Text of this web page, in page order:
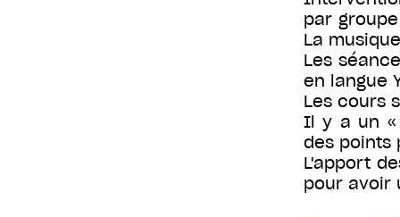
par
La
Les
en langue
Les cours
Il y a un «
des points
L'apport
pour avoir